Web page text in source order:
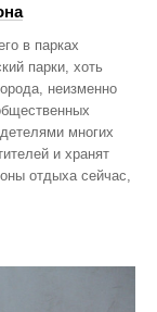
в парках
парки, хоть
неизменно
многих
и хранят
отдыха сейчас,